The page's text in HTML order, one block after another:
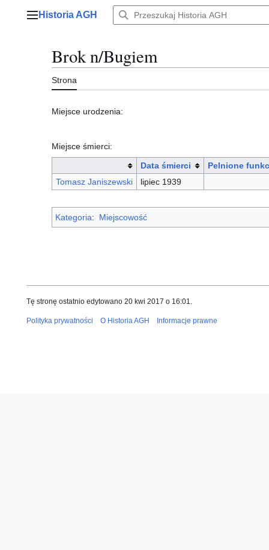
Menu główne
Historia AGH
Brok n/Bugiem
Strona
Miejsce urodzenia:
Miejsce śmierci:
Data śmierci
Pelnione
Tomasz Janiszewski
lipiec 1939
Kategoria: Miejscowość
Tę stronę ostatnio edytowano 20 kwi 2017 o 16:01.
Polityka prywatności O Historia AGH Informacje prawne